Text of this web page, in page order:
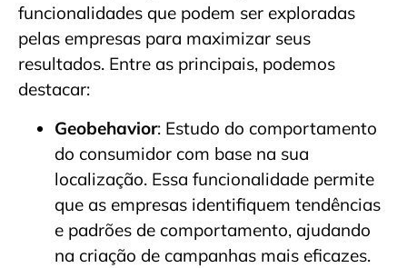
funcionalidades que podem ser exploradas
pelas empresas para maximizar seus
resultados. Entre as principais, podemos
destacar:
Geobehavior: Estudo do comportamento
do consumidor com base na sua
localização. Essa funcionalidade permite
que as empresas identifiquem tendências
e padrões de comportamento, ajudando
na criação de campanhas mais eficazes.